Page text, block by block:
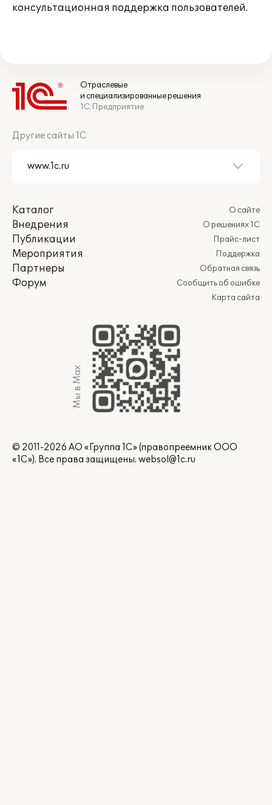
консультационная поддержка пользователей.
Отраслевые
и специализированные решения
1С:Предприятие
Другие сайты 1С
Каталог
Внедрения
Публикации
Мероприятия
Партнеры
Форум
О сайте
О решениях 1С
Прайс-лист
Поддержка
Обратная связь
Сообщить об ошибке
Карта сайта
Мы в Max
© 2011-2026 АО «Группа 1С» (правопреемник ООО
«1С»). Все права защищены. websol@1c.ru